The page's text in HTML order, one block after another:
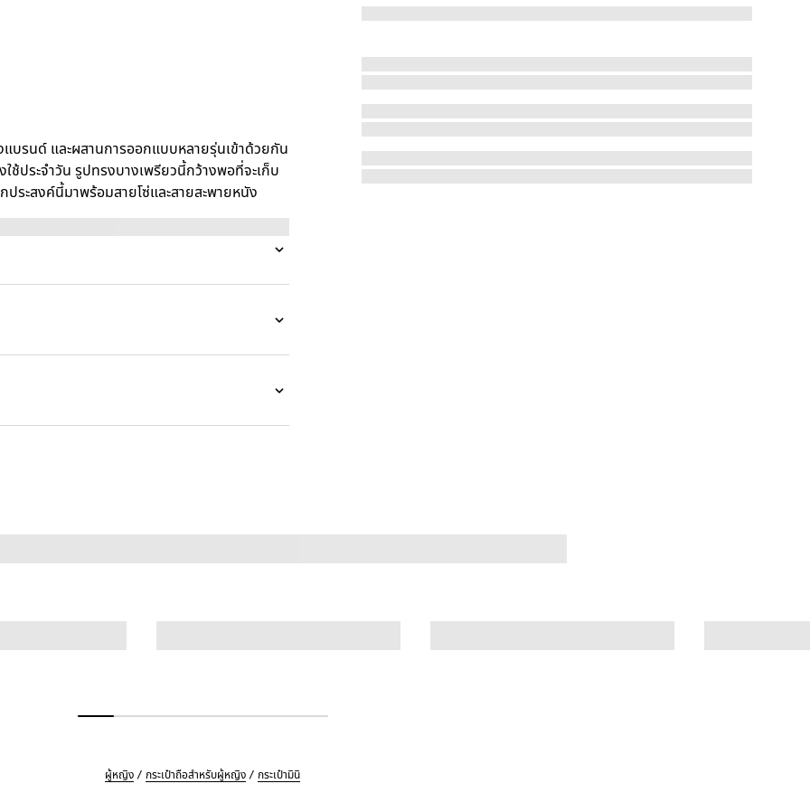
รนด์ และผสานการออกแบบหลายรุ่นเข้าด้วยกัน
ช้ประจำวัน รูปทรงบางเพรียวนี้กว้างพอที่จะเก็บ
ระสงค์นี้มาพร้อมสายโซ่และสายสะพายหนัง
ผู้หญิง กระเป๋าถือสำหรับผู้หญิง กระเป๋ามินิ